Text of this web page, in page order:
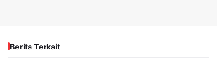
Berita Terkait